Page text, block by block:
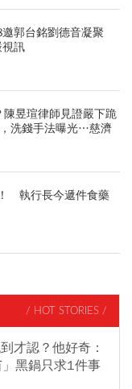
郭台銘劉德音凝聚
視訊
昱瑄律師見證嚴下跪
洗錢手法曝光…慈濟
執行長今遞件食藥
/ HOT STORIES /
才認？他好奇：
黑鍋只求1件事